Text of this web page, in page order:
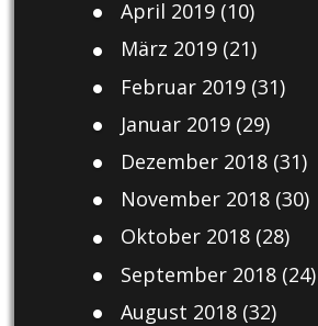
April 2019(10)
März 2019(21)
Februar 2019(31)
Januar 2019(29)
Dezember 2018(31)
November 2018(30)
Oktober 2018(28)
September 2018(24)
August 2018(32)